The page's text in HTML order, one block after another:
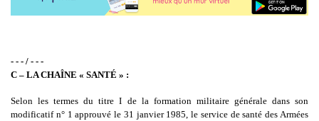
- - - / - - -
C – LA CHAÎNE « SANTÉ » :
Selon les termes du titre I de la formation militaire générale dans son
modificatif n° 1 approuvé le 31 janvier 1985, le service de santé des Armées